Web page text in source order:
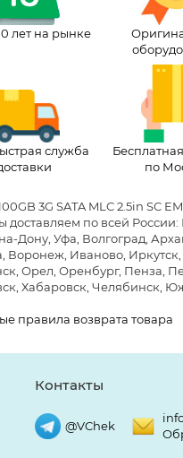
лет на рынке
служба
по
3G SATA MLC 2.5in SC
доставляем по всей
Дону, Уфа, Волгоград,
Воронеж, Иваново,
Орел, Оренбург, Пенза,
Хабаровск, Челябинск,
правила возврата товара
Контакты
@VChek